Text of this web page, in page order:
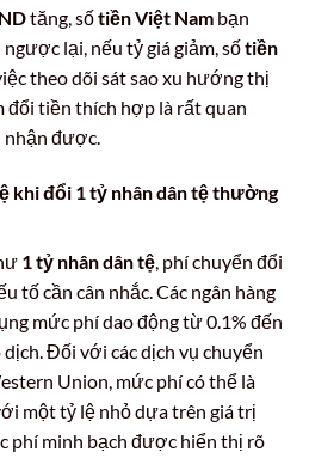
tăng, sốtiền Việt Nam bạn
lại, nếu tỷ giá giảm, sốtiền
theo dõi sát sao xu hướng thị
tiền thích hợp là rất quan
nhận được.
khi đổi 1 tỷ nhân dân tệ thường
1 tỷ nhân dân tệ, phí chuyển đổi
tố cần cân nhắc. Các ngân hàng
mức phí dao động từ 0.1% đến
Đối với các dịch vụ chuyển
Union, mức phí có thể là
một tỷ lệ nhỏ dựa trên giá trị
phí minh bạch được hiển thị rõ